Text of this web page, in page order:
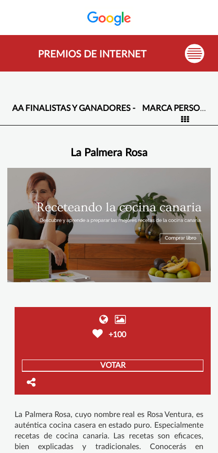
PREMIOS DE INTERNET
AA FINALISTAS Y GANADORES - MARCA PERSONAL Y CREADORES DE CONTENIDO -
La Palmera Rosa
+100
VOTAR
La Palmera Rosa, cuyo nombre real es Rosa Ventura, es
auténtica cocina casera en estado puro. Especialmente
recetas de cocina canaria. Las recetas son eficaces,
bien explicadas y tradicionales. Conocerás en